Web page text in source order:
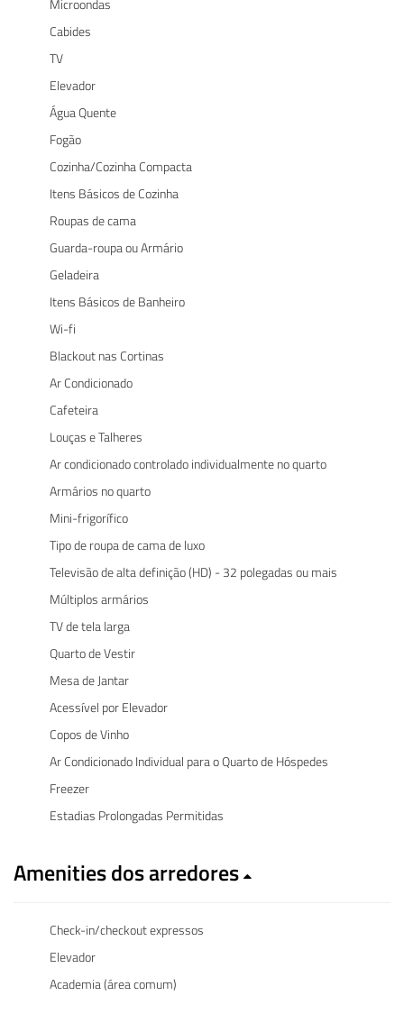
Cabides
TV
Elevador
Água Quente
Fogão
Cozinha/Cozinha Compacta
Itens Básicos de Cozinha
Roupas de cama
Guarda-roupa ou Armário
Geladeira
Itens Básicos de Banheiro
Wi-fi
Blackout nas Cortinas
Ar Condicionado
Cafeteira
Louças e Talheres
Ar condicionado controlado individualmente no quarto
Armários no quarto
Mini-frigorífico
Tipo de roupa de cama de luxo
Televisão de alta definição (HD) - 32 polegadas ou mais
Múltiplos armários
TV de tela larga
Quarto de Vestir
Mesa de Jantar
Acessível por Elevador
Copos de Vinho
Ar Condicionado Individual para o Quarto de Hóspedes
Freezer
Estadias Prolongadas Permitidas
Amenities dos arredores
Check-in/checkout expressos
Elevador
Academia (área comum)